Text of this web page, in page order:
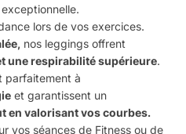
lors de vos exercices.
nos leggings offrent
une respirabilité supérieure.
parfaitement à
et garantissent un
en valorisant vos courbes.
vos séances de Fitness ou de